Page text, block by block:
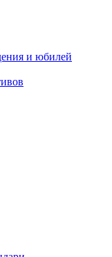
и юбилей